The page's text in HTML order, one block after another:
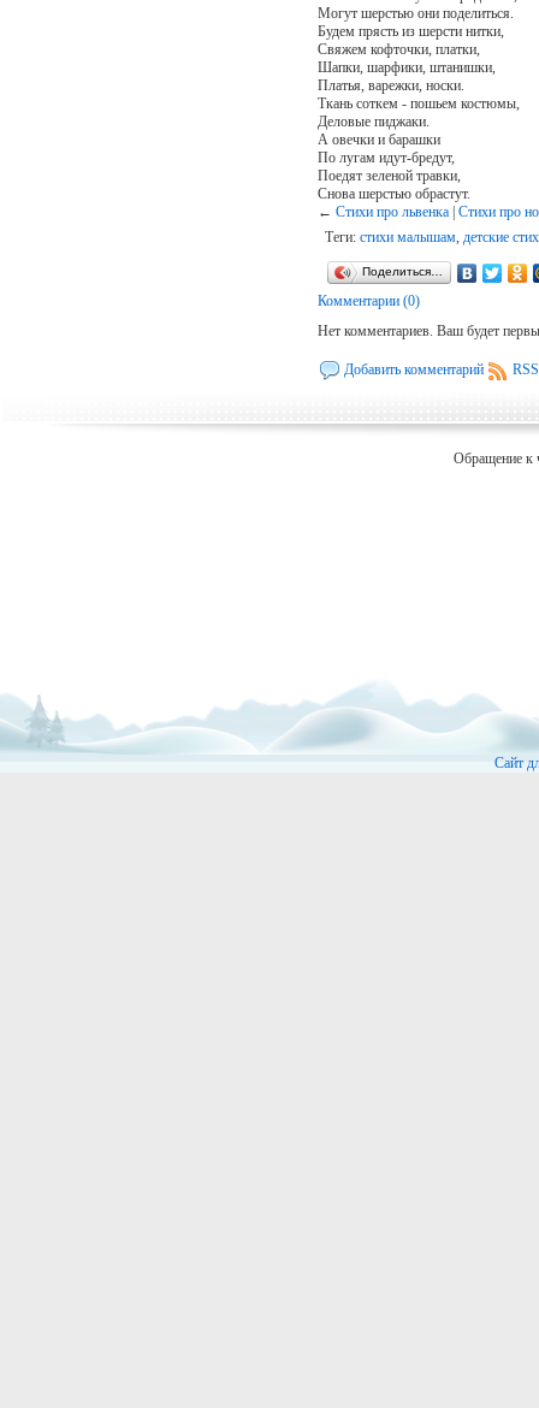
Могут шерстью они поделиться.
Будем прясть из шерсти нитки,
Свяжем кофточки, платки,
Шапки, шарфики, штанишки,
Платья, варежки, носки.
Ткань соткем - пошьем костюмы,
Деловые пиджаки.
А овечки и барашки
По лугам идут-бредут,
Поедят зеленой травки,
Снова шерстью обрастут.
← Стихи про львенка| Стихи про
Теги: стихи малышам, детские
Поделиться…
Комментарии (0)
Нет комментариев. Ваш будет
Добавить комментарий
Обращение к
Сайт